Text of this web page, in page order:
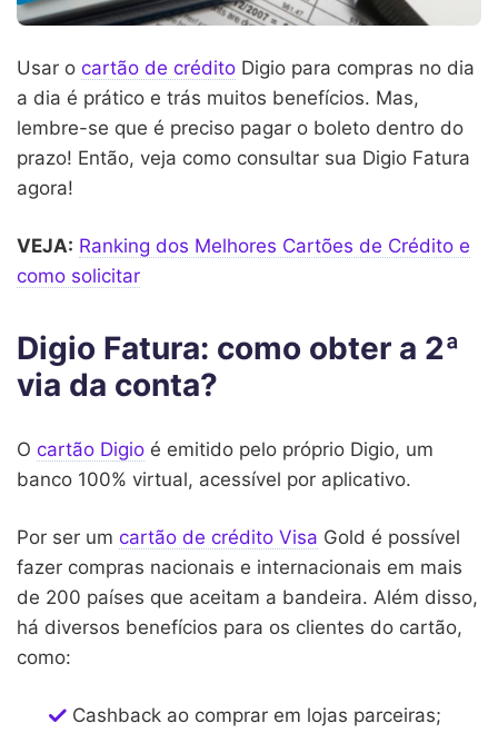
Usar o cartão de crédito Digio para compras no dia
a dia é prático e trás muitos benefícios. Mas,
lembre-se que é preciso pagar o boleto dentro do
prazo! Então, veja como consultar sua Digio Fatura
agora!
VEJA: Ranking dos Melhores Cartões de Crédito e
como solicitar
Digio Fatura: como obter a 2ª
via da conta?
O cartão Digio é emitido pelo próprio Digio, um
banco 100% virtual, acessível por aplicativo.
Por ser um cartão de crédito Visa Gold é possível
fazer compras nacionais e internacionais em mais
de 200 países que aceitam a bandeira. Além disso,
há diversos benefícios para os clientes do cartão,
como:
Cashback ao comprar em lojas parceiras;